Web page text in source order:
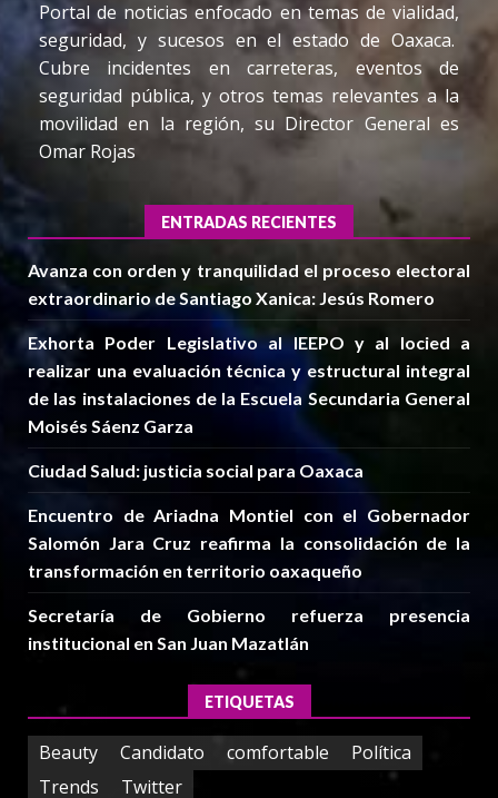
Portal de noticias enfocado en temas de vialidad,
seguridad, y sucesos en el estado de Oaxaca.
Cubre incidentes en carreteras, eventos de
seguridad pública, y otros temas relevantes a la
movilidad en la región, su Director General es
Omar Rojas
ENTRADAS RECIENTES
Avanza con orden y tranquilidad el proceso electoral
extraordinario de Santiago Xanica: Jesús Romero
Exhorta Poder Legislativo al IEEPO y al Iocied a
realizar una evaluación técnica y estructural integral
de las instalaciones de la Escuela Secundaria General
Moisés Sáenz Garza
Ciudad Salud: justicia social para Oaxaca
Encuentro de Ariadna Montiel con el Gobernador
Salomón Jara Cruz reafirma la consolidación de la
transformación en territorio oaxaqueño
Secretaría de Gobierno refuerza presencia
institucional en San Juan Mazatlán
ETIQUETAS
Beauty Candidato comfortable
Política
Trends
Twitter